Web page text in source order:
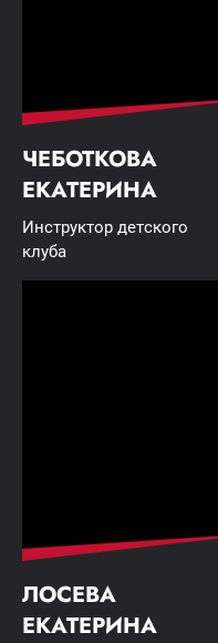
ЧЕБОТКОВА
ЕКАТЕРИНА
Инструктор детского
клуба
ЛОСЕВА
ЕКАТЕРИНА